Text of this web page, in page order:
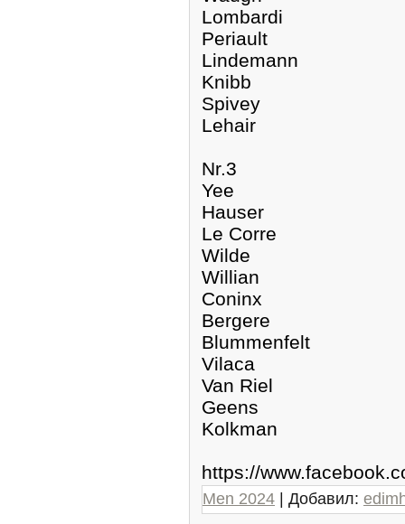
Lombardi
Periault
Lindemann
Knibb
Spivey
Lehair
Nr.3
Yee
Hauser
Le Corre
Wilde
Willian
Coninx
Bergere
Blummenfelt
Vilaca
Van Riel
Geens
Kolkman
https://
Men 2024 | Добавил: